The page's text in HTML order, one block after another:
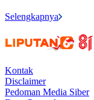
Selengkapnya
Kontak
Disclaimer
Pedoman Media Siber